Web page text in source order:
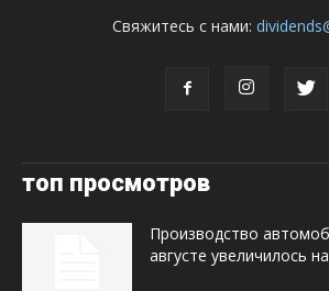
Свяжитесь с нами:
топ просмотров
Производство
августе увеличилось